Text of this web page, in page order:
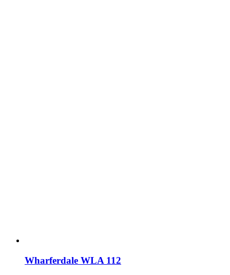
Wharferdale WLA 112